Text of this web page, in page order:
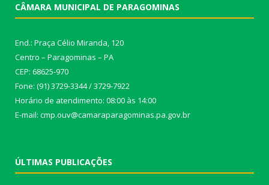
CÂMARA MUNICIPAL DE PARAGOMINAS
End.: Praça Célio Miranda, 120
Centro – Paragominas – PA
CEP: 68625-970
Fone: (91) 3729-3344 / 3729-7922
Horário de atendimento: 08:00 às 14:00
E-mail: cmp.ouv@camaraparagominas.pa.gov.br
ÚLTIMAS PUBLICAÇÕES